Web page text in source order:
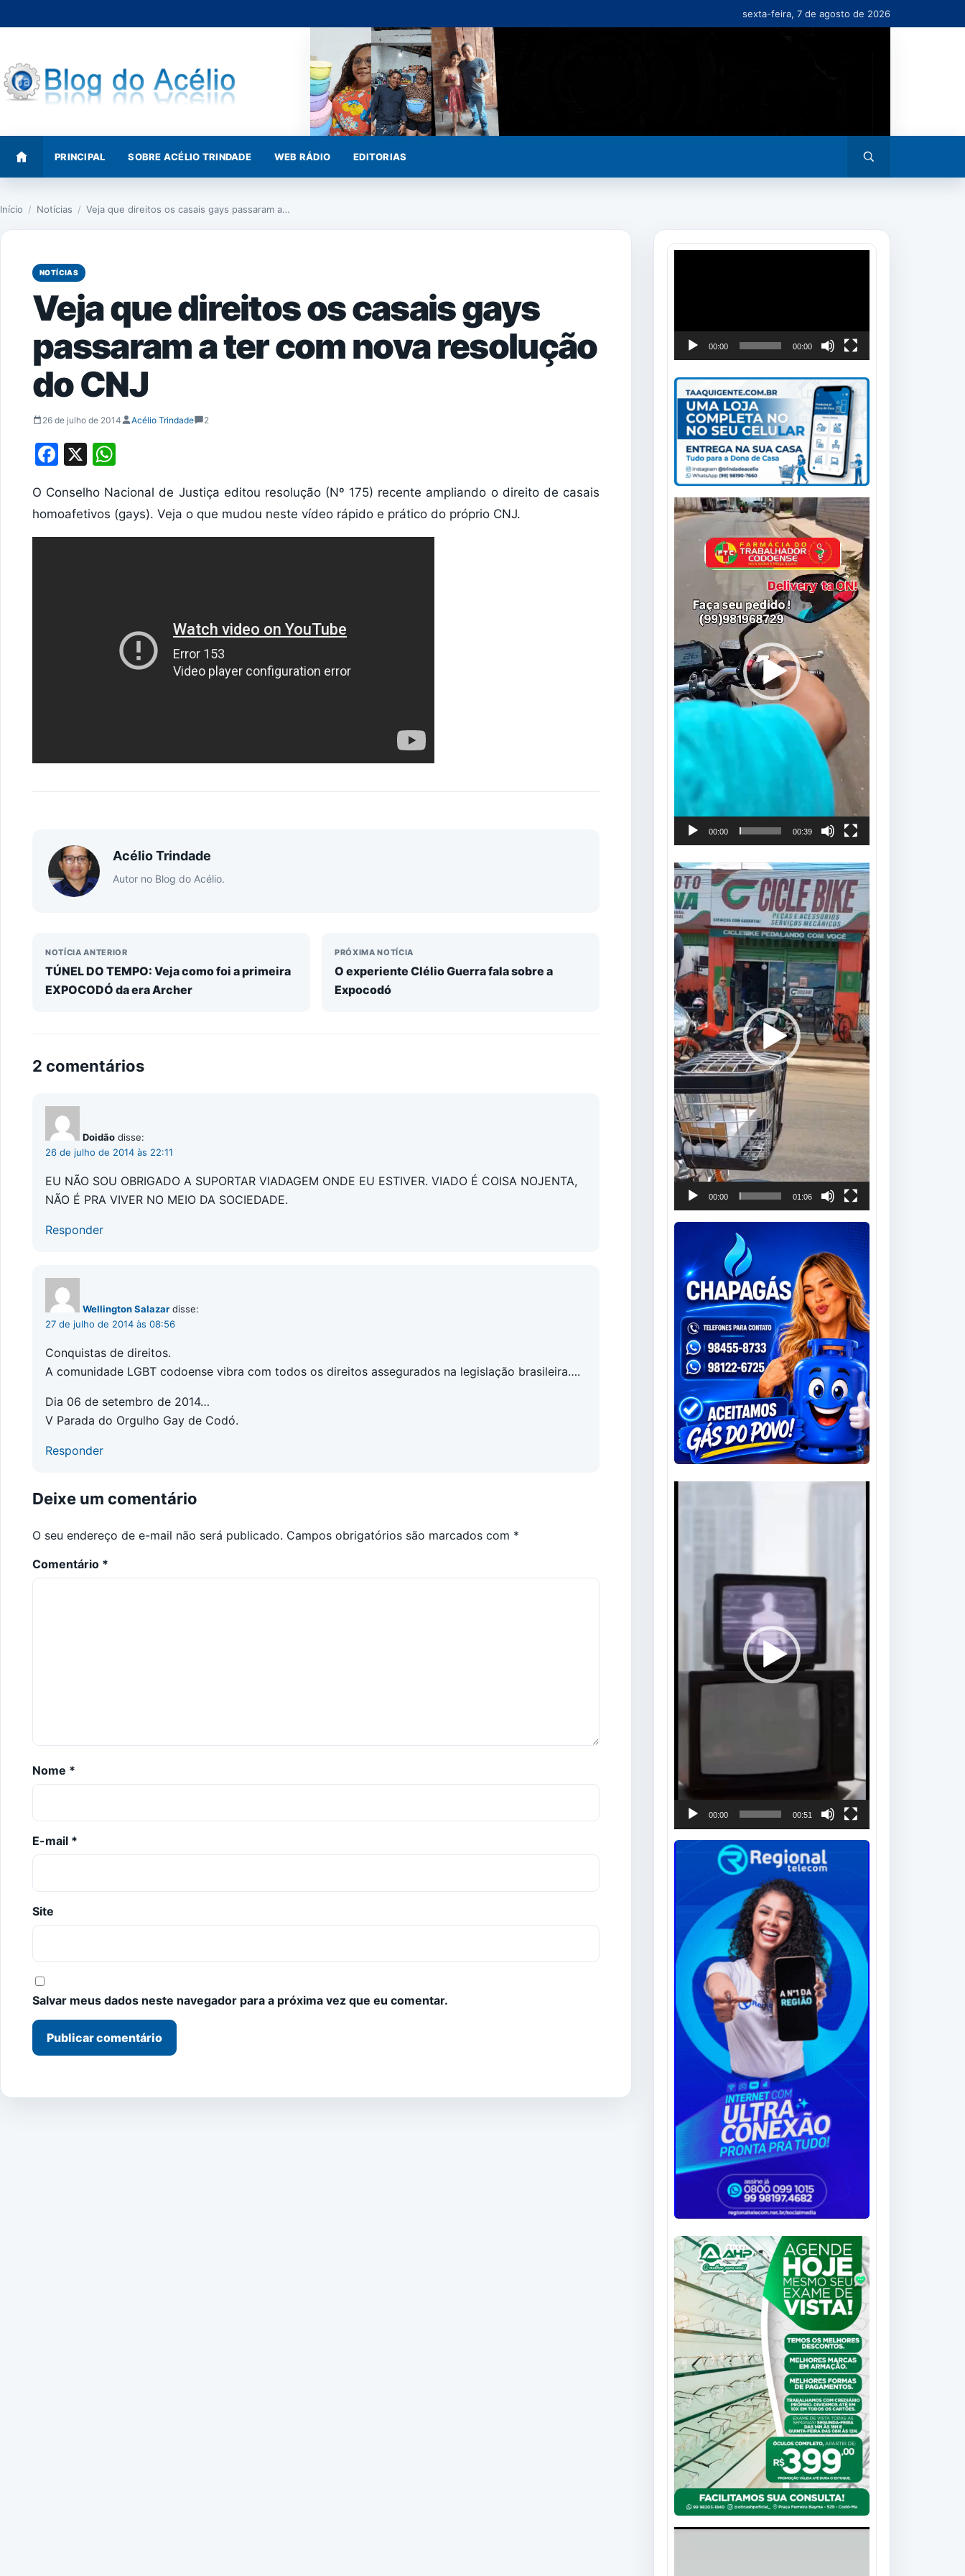
para
conteúdo
sexta-feira, 7 de agosto de 2026
PRINCIPAL SOBRE ACÉLIO TRINDADE WEB RÁDIO EDITORIAS
busca
Início / Notícias / Veja que direitos os casais gays passaram a…
NOTÍCIAS
Veja que direitos os casais gays
passaram a ter com nova resolução
do CNJ
26 de julho de 2014 Acélio Trindade 2
Facebook
X
O Conselho Nacional de Justiça editou resolução (Nº 175) recente ampliando o direito de casais
homoafetivos (gays). Veja o que mudou neste vídeo rápido e prático do próprio CNJ.
Acélio Trindade
Autor no Blog do Acélio.
NOTÍCIA ANTERIOR
TÚNEL DO TEMPO: Veja como foi a primeira
EXPOCODÓ da era Archer
PRÓXIMA NOTÍCIA
O experiente Clélio Guerra fala sobre a
Expocodó
2 comentários
Doidão disse:
26 de julho de 2014 às 22:11
EU NÃO SOU OBRIGADO A SUPORTAR VIADAGEM ONDE EU ESTIVER. VIADO É COISA NOJENTA,
NÃO É PRA VIVER NO MEIO DA SOCIEDADE.
Responder
Wellington Salazar disse:
27 de julho de 2014 às 08:56
Conquistas de direitos.
A comunidade LGBT codoense vibra com todos os direitos assegurados na legislação brasileira….
Dia 06 de setembro de 2014…
V Parada do Orgulho Gay de Codó.
Responder
Deixe um comentário
O seu endereço de e-mail não será publicado. Campos obrigatórios são marcados com *
Comentário *
Nome *
E-mail *
Site
Salvar meus dados neste navegador para a próxima vez que eu comentar.
00:00 00:00
Tocador
de
vídeo
00:00 00:39
Tocador
de
vídeo
00:00 01:06
00:00 00:51